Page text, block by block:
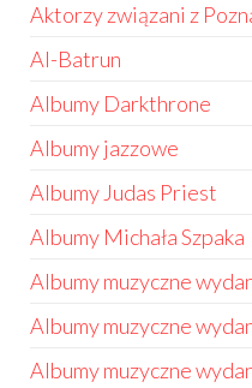
Aktorzy związani z
Al-Batrun
Albumy Darkthrone
Albumy jazzowe
Albumy Judas Priest
Albumy Michała Szpaka
Albumy muzyczne
Albumy muzyczne
Albumy muzyczne